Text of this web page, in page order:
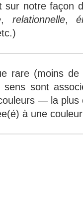
sur notre façon
, relationnelle,
rare (moins
sens sont
— la
à une